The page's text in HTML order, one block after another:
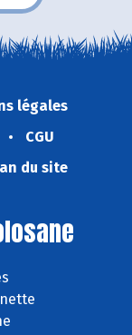
légales
CGU
du site